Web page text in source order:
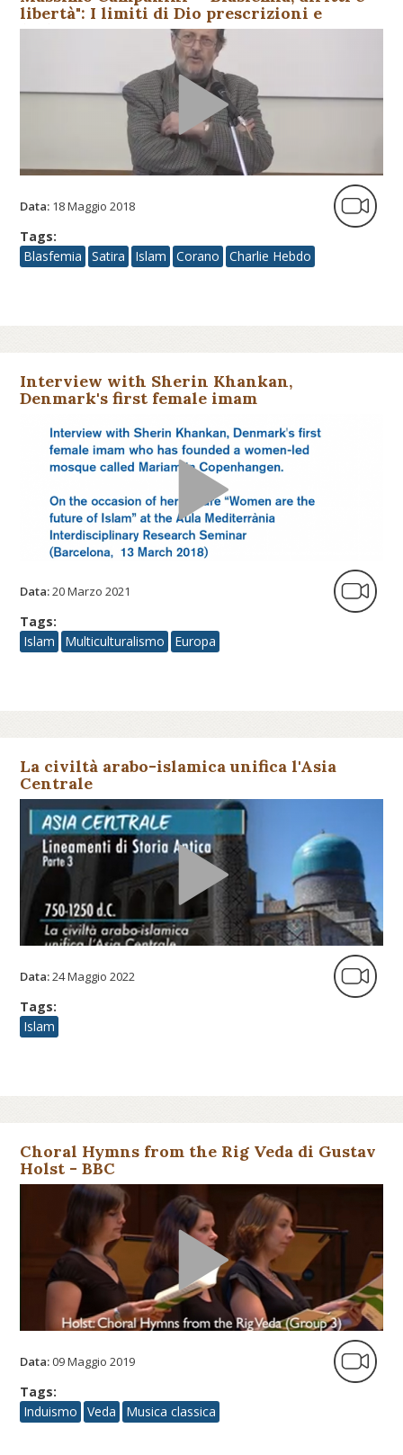
libertà": I limiti di Dio prescrizioni e
(dis)obbedienza secondo...
Data: 18 Maggio 2018
Tags:
Blasfemia
Satira Islam Corano Charlie Hebdo
Interview with Sherin Khankan,
Denmark's first female imam
Data:20 Marzo 2021
Tags:
Islam
Multiculturalismo Europa
La civiltà arabo-islamica unifica l'Asia
Centrale
Data:24 Maggio 2022
Tags:
Islam
Choral Hymns from the Rig Veda di Gustav
Holst - BBC
Data:09 Maggio 2019
Tags:
Induismo
Veda Musica classica